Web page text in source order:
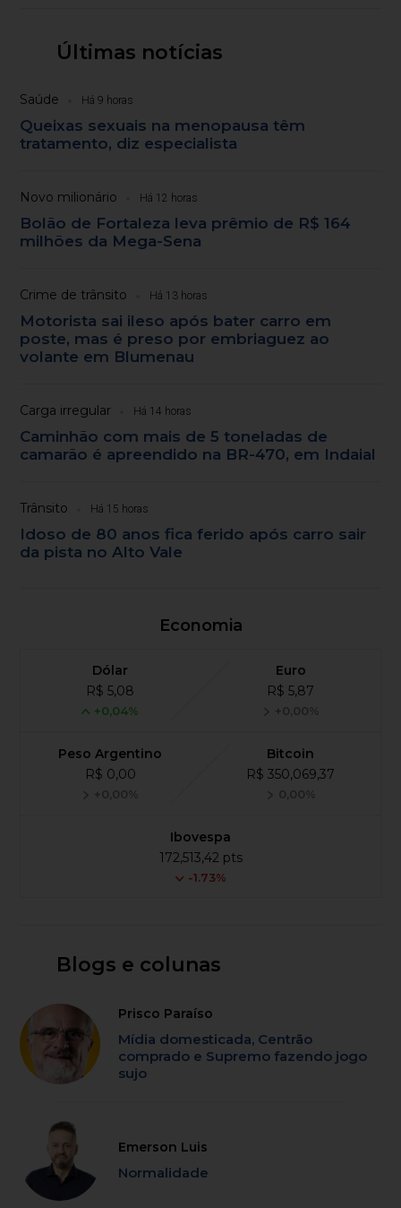
Últimas notícias
Saúde Há 9 horas
Queixas sexuais na menopausa têm
tratamento, diz especialista
Novo milionário Há 12 horas
Bolão de Fortaleza leva prêmio de R$ 164
milhões da Mega-Sena
Crime de trânsito Há 13 horas
Motorista sai ileso após bater carro em
poste, mas é preso por embriaguez ao
volante em Blumenau
Carga irregular Há 14 horas
Caminhão com mais de 5 toneladas de
camarão é apreendido na BR-470, em Indaial
Trânsito Há 15 horas
Idoso de 80 anos fica ferido após carro sair
da pista no Alto Vale
Economia
Dólar
R$ 5,08
+0,04%
Euro
R$ 5,87
+0,00%
Peso Argentino
R$ 0,00
+0,00%
Bitcoin
R$ 350,069,37
0,00%
Ibovespa
172,513,42 pts
-1.73%
Blogs e colunas
Prisco Paraíso
Mídia domesticada, Centrão
comprado e Supremo fazendo jogo
sujo
Emerson Luis
Normalidade